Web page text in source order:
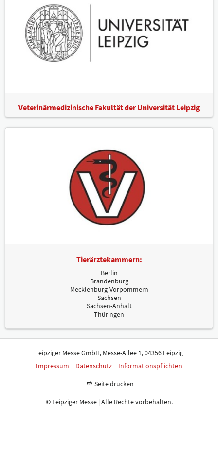
Veterinärmedizinische Fakultät der Universität Leipzig
Tierärztekammern:
Berlin
Brandenburg
Mecklenburg-Vorpommern
Sachsen
Sachsen-Anhalt
Thüringen
Leipziger Messe GmbH, Messe-Allee 1, 04356 Leipzig
Impressum
Datenschutz Informationspflichten
Seite drucken
© Leipziger Messe | Alle Rechte vorbehalten.